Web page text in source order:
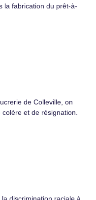
la fabrication du prêt-à-
de Colleville, on
et de résignation.
discrimination raciale à